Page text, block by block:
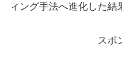
ィング手法へ進化した結
スポ